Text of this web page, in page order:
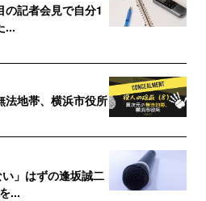
の記者会見で自分1
...
法地帯、横浜市役所
」はずの逢坂誠二
...